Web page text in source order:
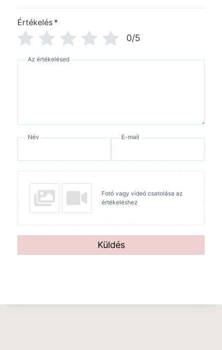
Értékelés *
0/5
Az értékelésed
Név E-mail
Fotó vagy videó csatolása az
értékeléshez
Küldés